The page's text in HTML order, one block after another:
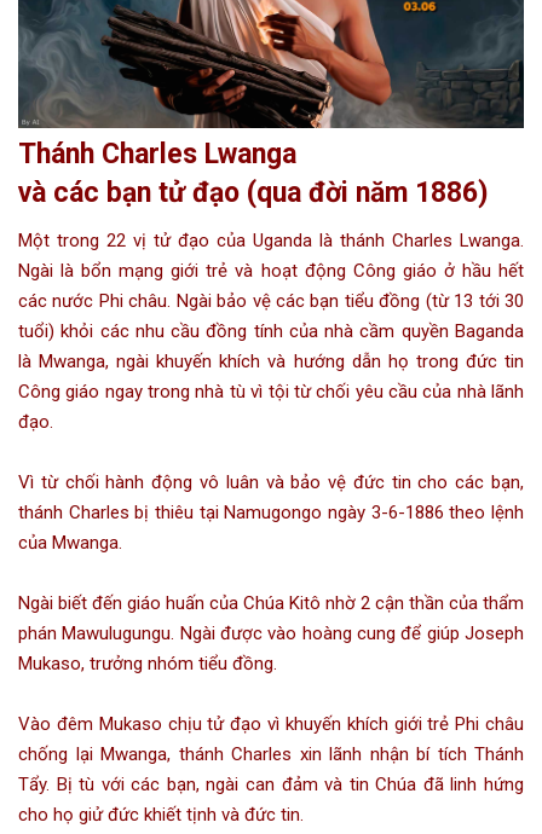
Thánh Charles Lwanga
và các bạn tử đạo (qua đời năm 1886)
Một trong 22 vị tử đạo của Uganda là thánh Charles Lwanga.
Ngài là bổn mạng giới trẻ và hoạt động Công giáo ở hầu hết
các nước Phi châu. Ngài bảo vệ các bạn tiểu đồng (từ 13 tới 30
tuổi) khỏi các nhu cầu đồng tính của nhà cầm quyền Baganda
là Mwanga, ngài khuyến khích và hướng dẫn họ trong đức tin
Công giáo ngay trong nhà tù vì tội từ chối yêu cầu của nhà lãnh
đạo.
Vì từ chối hành động vô luân và bảo vệ đức tin cho các bạn,
thánh Charles bị thiêu tại Namugongo ngày 3-6-1886 theo lệnh
của Mwanga.
Ngài biết đến giáo huấn của Chúa Kitô nhờ 2 cận thần của thẩm
phán Mawulugungu. Ngài được vào hoàng cung để giúp Joseph
Mukaso, trưởng nhóm tiểu đồng.
Vào đêm Mukaso chịu tử đạo vì khuyến khích giới trẻ Phi châu
chống lại Mwanga, thánh Charles xin lãnh nhận bí tích Thánh
Tẩy. Bị tù với các bạn, ngài can đảm và tin Chúa đã linh hứng
cho họ giử đức khiết tịnh và đức tin.